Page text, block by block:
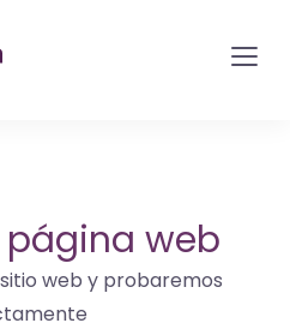
página web
sitio web y probaremos